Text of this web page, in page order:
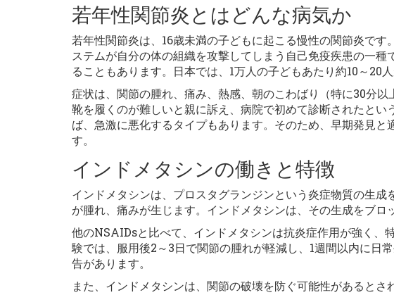
若年性関節炎とはどんな病気か
若年性関節炎は、16歳未満の子どもに起こる慢性の関節炎で
ステムが自分の体の組織を攻撃してしまう自己免疫疾患の一
ることもあります。日本では、1万人の子どもあたり約10～20
症状は、関節の腫れ、痛み、熱感、朝のこわばり（特に30分
靴を履くのが難しいと親に訴え、病院で初めて診断されたと
ば、急激に悪化するタイプもあります。そのため、早期発見
す。
インドメタシンの働きと特徴
インドメタシンは、プロスタグランジンという炎症物質の生
が腫れ、痛みが生じます。インドメタシンは、その生成をブロ
他のNSAIDsと比べて、インドメタシンは抗炎症作用が強く、
験では、服用後2～3日で関節の腫れが軽減し、1週間以内に日
告があります。
また、インドメタシンは、関節の破壊を防ぐ可能性があると